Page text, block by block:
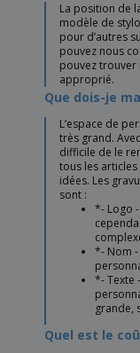
La position de
modèle de
pour d’autres
pouvez nous
pouvez
approprié.
Que dois-je
L’espace de
très grand.
difficile de le
tous les
idées. Les
sont :
*- Logo
*- Nom
*- Texte
grande,
Quel est le